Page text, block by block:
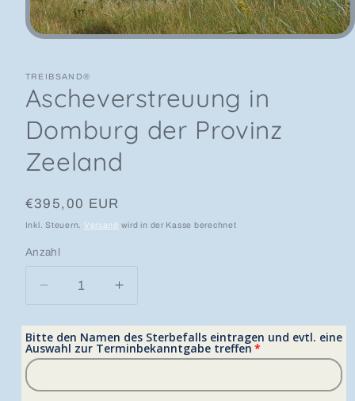
Medien 1 in Modal öffnen
TREIBSAND®
Ascheverstreuung in
Domburg der Provinz
Zeeland
Normaler Preis
€395,00 EUR
Inkl. Steuern. Versand wird in der Kasse berechnet
Anzahl
Anzahl
Verringere die Menge für Ascheverstreuung
Erhöhe die Menge für
Bitte den Namen des Sterbefalls eintragen und evtl. eine
Auswahl zur Terminbekanntgabe treffen